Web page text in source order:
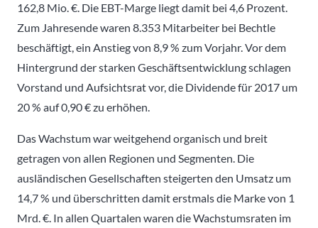
162,8 Mio. €. Die EBT-Marge liegt damit bei 4,6 Prozent.
Zum Jahresende waren 8.353 Mitarbeiter bei Bechtle
beschäftigt, ein Anstieg von 8,9 % zum Vorjahr. Vor dem
Hintergrund der starken Geschäftsentwicklung schlagen
Vorstand und Aufsichtsrat vor, die Dividende für 2017 um
20 % auf 0,90 € zu erhöhen.
Das Wachstum war weitgehend organisch und breit
getragen von allen Regionen und Segmenten. Die
ausländischen Gesellschaften steigerten den Umsatz um
14,7 % und überschritten damit erstmals die Marke von 1
Mrd. €. In allen Quartalen waren die Wachstumsraten im